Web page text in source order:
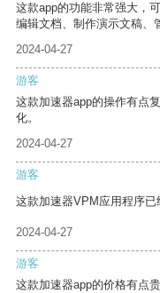
这款app的功能非常强大，
编辑文档、制作演示文稿、
2024-04-27
游客
这款加速器app的操作有点
化。
2024-04-27
游客
这款加速器VPM应用程序已
2024-04-27
游客
这款加速器app的价格有点